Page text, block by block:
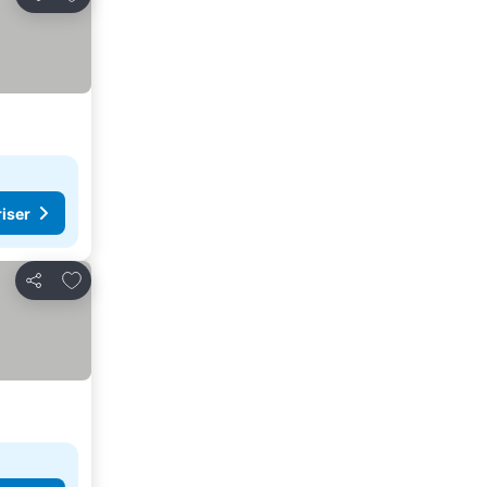
Del
Legg til i favoritter